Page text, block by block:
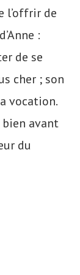
l’offrir de
:
de se
cher ; son
vocation.
avant
du